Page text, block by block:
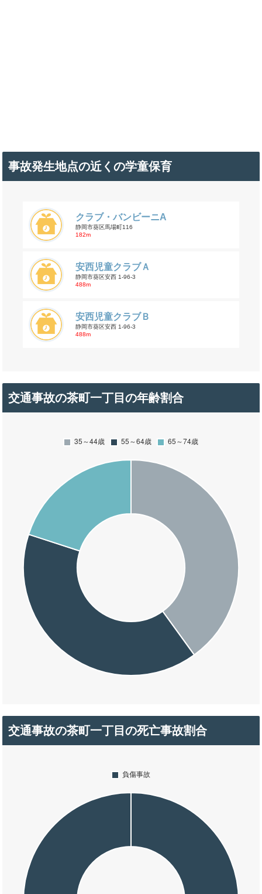
事故発生地点の近くの学童保育
クラブ・バンビーニA
静岡市葵区馬場町116
182m
安西児童クラブＡ
静岡市葵区安西 1-96-3
488m
安西児童クラブＢ
静岡市葵区安西 1-96-3
488m
交通事故の茶町一丁目の年齢割合
交通事故の茶町一丁目の死亡事故割合